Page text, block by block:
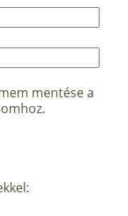
mentése a